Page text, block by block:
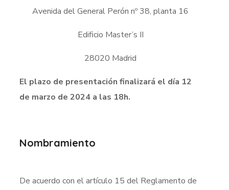
Avenida del General Perón nº 38, planta 16
Edificio Master’s II
28020 Madrid
El plazo de presentación finalizará el día 12
de marzo de 2024 a las 18h.
Nombramiento
De acuerdo con el artículo 15 del Reglamento de